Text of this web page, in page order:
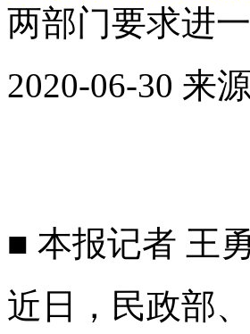
两部门要求进
2020-06-30 来
■ 本报记者 王勇
近日，民政部